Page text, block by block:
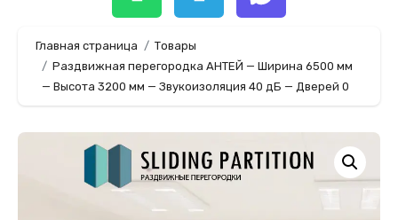
Главная страница
Товары
Раздвижная перегородка АНТЕЙ — Ширина 6500 мм
— Высота 3200 мм — Звукоизоляция 40 дБ — Дверей 0